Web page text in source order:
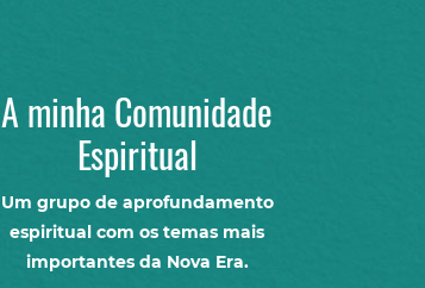
A minha Comunidade
Espiritual
Um grupo de aprofundamento
espiritual com os temas mais
importantes da Nova Era.